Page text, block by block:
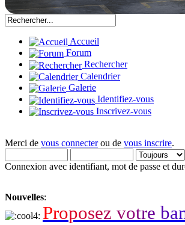
Accueil
Forum
Rechercher
Calendrier
Galerie
Identifiez-vous
Inscrivez-vous
Merci de vous connecterou de vous inscrire.
Connexion avec identifiant, mot de passe et
Nouvelles:
Proposez votre ba